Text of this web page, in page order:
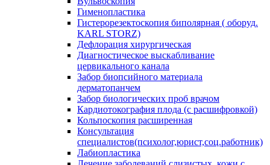
Гименопластика
Гистерорезектоскопия биполярная ( оборуд.
KARL STORZ)
Дефлорация хирургическая
Диагностическое выскабливание
цервикального канала
Забор биопсийного материала
дерматопанчем
Забор биологических проб врачом
Кардиотокография плода (с расшифровкой)
Кольпоскопия расширенная
Консультация
специалистов(психолог,юрист,соц.работник)
Лабиопластика